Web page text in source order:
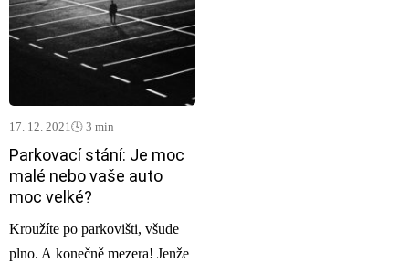
17. 12. 2021🕓 3 min
Parkovací stání: Je moc
malé nebo vaše auto
moc velké?
Kroužíte po parkovišti, všude
plno. A konečně mezera! Jenže